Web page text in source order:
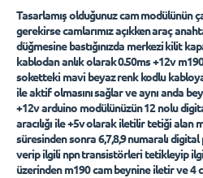
Tasarlamış olduğunuz cam modülünün
gerekirse camlarımız açıkken araç
düğmesine bastığınızda merkezi kilit
kablodan anlık olarak 0.50ms +12v
soketteki mavi beyaz renk kodlu
ile aktif olmasını sağlar ve aynı anda
+12v arduino modülünüzün 12 nolu
aracılığı ile +5v olarak iletilir tetiği alan
süresinden sonra 6,7,8,9 numaralı digital
verip ilgili npn transistörleri tetikleyip
üzerinden m190 cam beynine iletir ve 4